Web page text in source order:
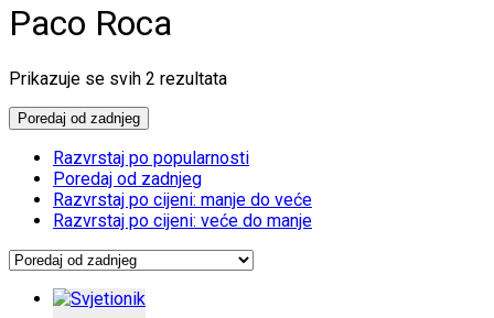
Paco Roca
Prikazuje se svih 2 rezultataPoredano
Poredaj od zadnjeg
Razvrstaj po popularnosti
Poredaj od zadnjeg
Razvrstaj po cijeni: manje do veće
Razvrstaj po cijeni: veće do manje